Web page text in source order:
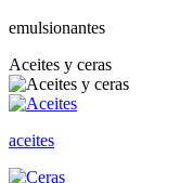
emulsionantes
Aceites y ceras
aceites